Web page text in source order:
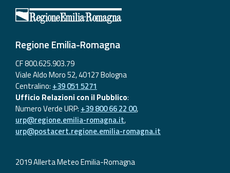
Regione Emilia-Romagna
CF 800.625.903.79
Viale Aldo Moro 52, 40127 Bologna
Centralino: +39 051 5271
Ufficio Relazioni con il Pubblico:
Numero Verde URP: +39 800 66 22 00,
urp@regione.emilia-romagna.it,
urp@postacert.regione.emilia-romagna.it
2019 Allerta Meteo Emilia-Romagna